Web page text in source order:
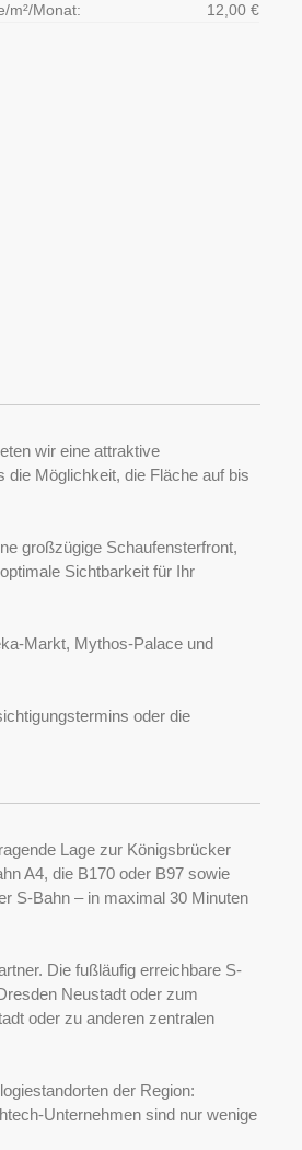
m²/Monat:
12,00 €
wir eine attraktive
die Möglichkeit, die Fläche auf bis
großzügige Schaufensterfront,
Sichtbarkeit für Ihr
Markt, Mythos-Palace und
oder die
Lage zur Königsbrücker
A4, die B170 oder B97 sowie
S-Bahn – in maximal 30 Minuten
Die fußläufig erreichbare S-
Neustadt oder zum
oder zu anderen zentralen
der Region:
Unternehmen sind nur wenige